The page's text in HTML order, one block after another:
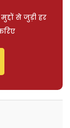
से जुड़ी हर